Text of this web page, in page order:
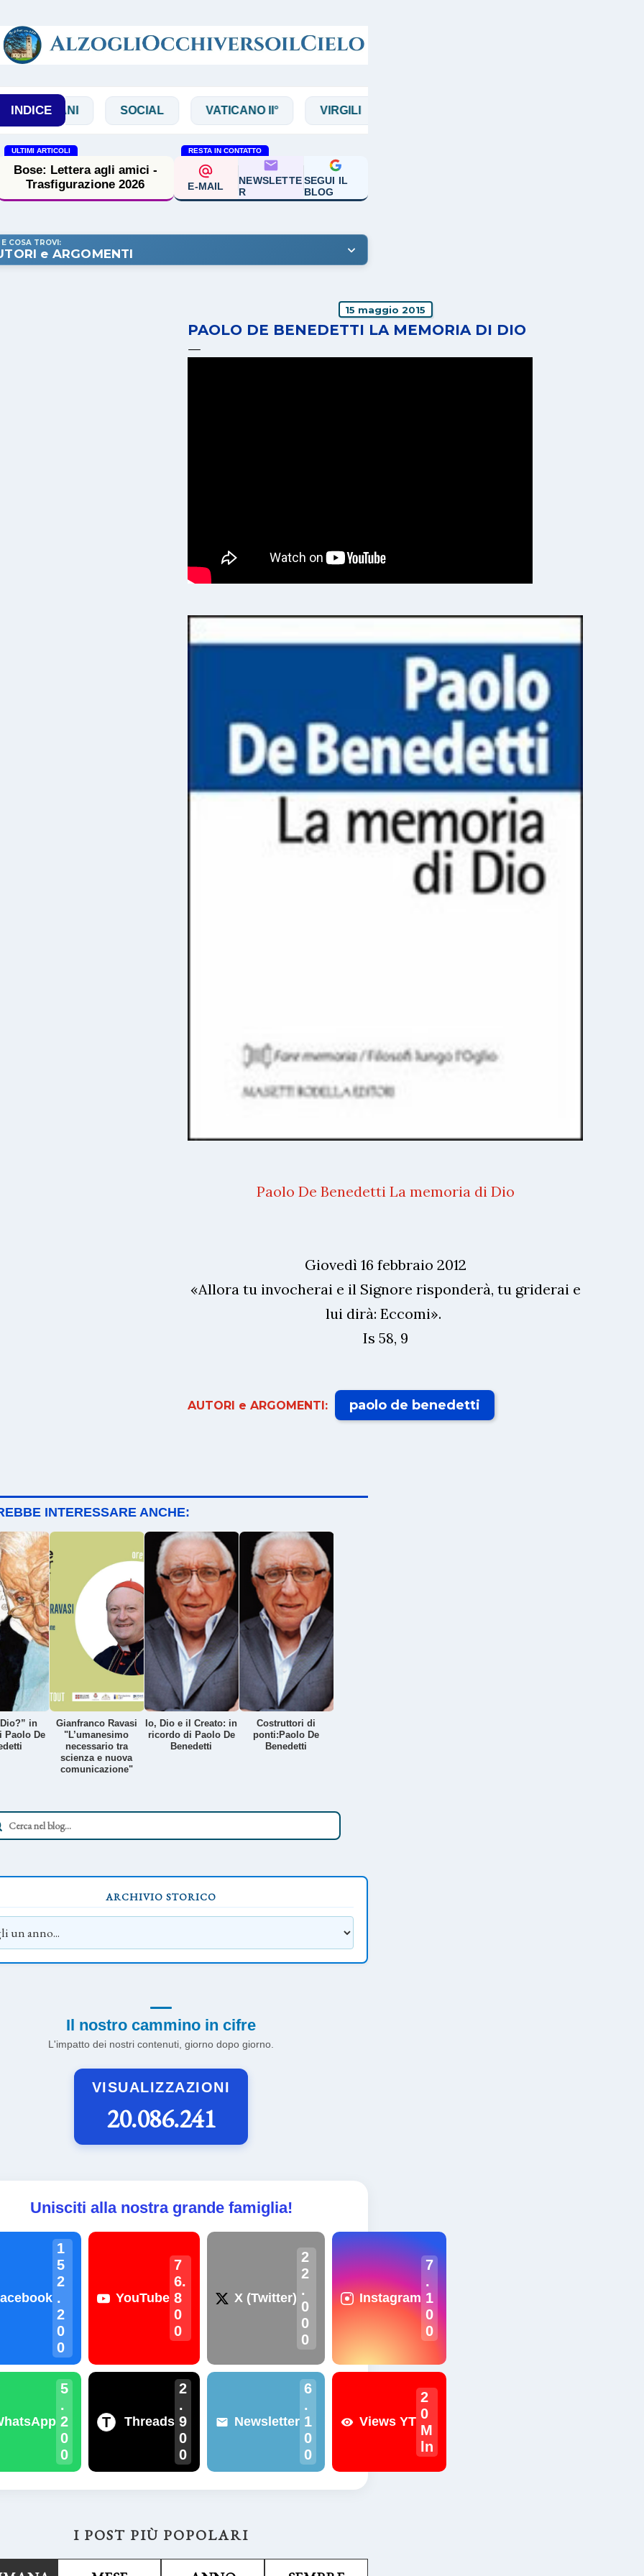
INDICE SOCIAL VATICANO II° VIRGILI A CASO
ULTIMI ARTICOLI
Bose: Lettera agli amici -
Trasfigurazione 2026
RESTA IN CONTATTO
E-MAIL
NEWSLETTE
R
SEGUI IL
BLOG
E COSA TROVI:
e ARGOMENTI
15 maggio 2015
PAOLO DE BENEDETTI LA MEMORIA DI DIO
Paolo De Benedetti La memoria di Dio
Giovedì 16 febbraio 2012
«Allora tu invocherai e il Signore risponderà, tu griderai e
lui dirà: Eccomi».
Is 58, 9
AUTORI e ARGOMENTI: paolo de benedetti
INTERESSARE ANCHE:
in
Paolo De
Gianfranco Ravasi
"L’umanesimo
necessario tra
scienza e nuova
comunicazione"
Io, Dio e il Creato: in
ricordo di Paolo De
Benedetti
Costruttori di
ponti:Paolo De
Benedetti
ARCHIVIO STORICO
Il nostro cammino in cifre
L'impatto dei nostri contenuti, giorno dopo giorno.
VISUALIZZAZIONI
20.086.241
Unisciti alla nostra grande famiglia!
1
5
2
.
2
0
0
YouTube
7
6.
8
0
0
X (Twitter)
2
2
.
0
0
0
Instagram
7
.
1
0
0
5
.
2
0
0
T Threads
2
.
9
0
0
Newsletter
6
.
1
0
0
Views YT
2
0
M
ln
I POST PIÙ POPOLARI